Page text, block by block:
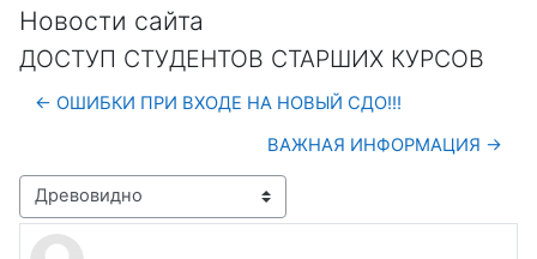
Новости сайта
ДОСТУП СТУДЕНТОВ СТАРШИХ КУРСОВ
← ОШИБКИ ПРИ ВХОДЕ НА НОВЫЙ СДО!!!
ВАЖНАЯ ИНФОРМАЦИЯ →
Режим отображения